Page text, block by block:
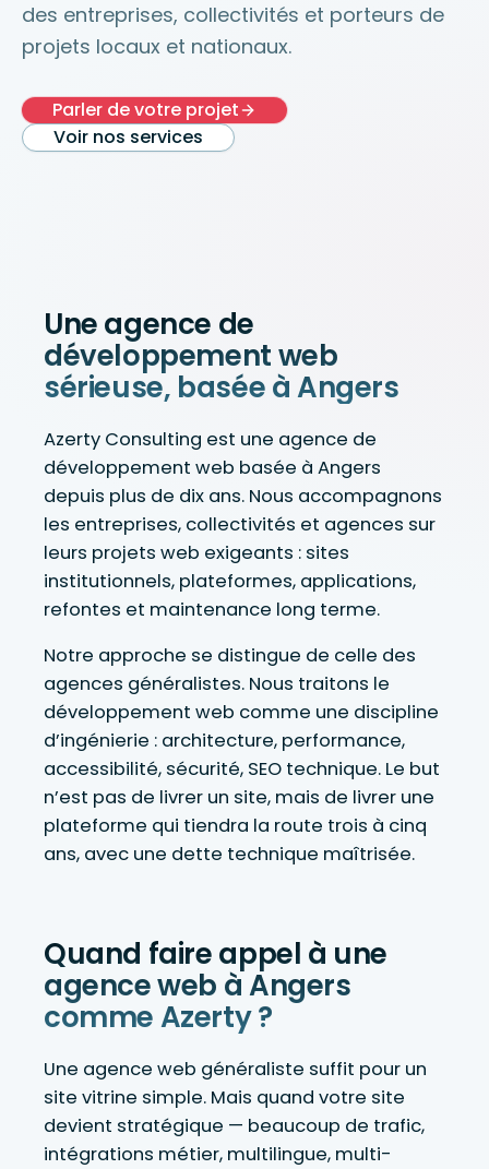
des entreprises, collectivités et porteurs de
projets locaux et nationaux.
Parler de votre projet
Voir nos services
Une agence de
développement web
sérieuse, basée à Angers
Azerty Consulting est une agence de
développement web basée à Angers
depuis plus de dix ans. Nous accompagnons
les entreprises, collectivités et agences sur
leurs projets web exigeants : sites
institutionnels, plateformes, applications,
refontes et maintenance long terme.
Notre approche se distingue de celle des
agences généralistes. Nous traitons le
développement web comme une discipline
d’ingénierie : architecture, performance,
accessibilité, sécurité, SEO technique. Le but
n’est pas de livrer un site, mais de livrer une
plateforme qui tiendra la route trois à cinq
ans, avec une dette technique maîtrisée.
Quand faire appel à une
agence web à Angers
comme Azerty ?
Une agence web généraliste suffit pour un
site vitrine simple. Mais quand votre site
devient stratégique — beaucoup de trafic,
intégrations métier, multilingue, multi-